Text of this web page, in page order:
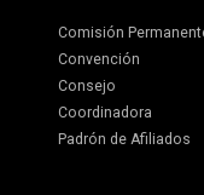
Comisión
Convención
Consejo
Coordinadora
Padrón de Afiliados